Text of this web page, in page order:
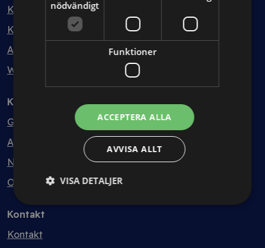
Kurser
Kurspaket
Abonnemang
Webbinarium
Kunskapsbank
Guider
Avtalsmallar
Nyheter
Ordlista
Kontakt
Kontakt
nödvändigt
Funktioner
ACCEPTERA ALLA
AVVISA ALLT
VISA DETALJER